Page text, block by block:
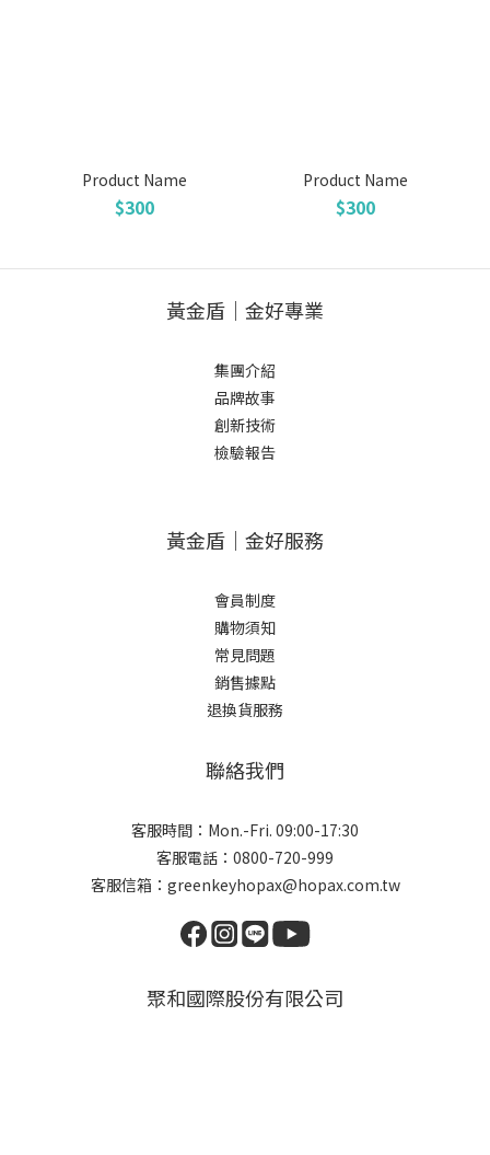
Product Name
$300
Product Name
$300
黃金盾｜金好專業
集團介紹
品牌故事
創新技術
檢驗報告
黃金盾｜金好服務
會員制度
購物須知
常見問題
銷售據點
退換貨服務
聯絡我們
客服時間：Mon.-Fri. 09:00-17:30
客服電話：0800-720-999
客服信箱：greenkeyhopax@hopax.com.tw
聚和國際股份有限公司